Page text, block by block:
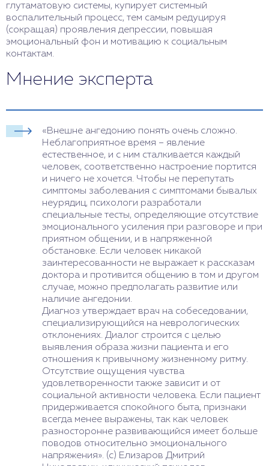
глутаматовую системы, купирует системный
воспалительный процесс, тем самым редуцируя
(сокращая) проявления депрессии, повышая
эмоциональный фон и мотивацию к социальным
контактам.
Мнение эксперта
«Внешне ангедонию понять очень сложно.
Неблагоприятное время – явление
естественное, и с ним сталкивается каждый
человек, соответственно настроение портится
и ничего не хочется. Чтобы не перепутать
симптомы заболевания с симптомами бывалых
неурядиц, психологи разработали
специальные тесты, определяющие отсутствие
эмоционального усиления при разговоре и при
приятном общении, и в напряженной
обстановке. Если человек никакой
заинтересованности не выражает к рассказам
доктора и противится общению в том и другом
случае, можно предполагать развитие или
наличие ангедонии.
Диагноз утверждает врач на собеседовании,
специализирующийся на неврологических
отклонениях. Диалог строится с целью
выявления образа жизни пациента и его
отношения к привычному жизненному ритму.
Отсутствие ощущения чувства
удовлетворенности также зависит и от
социальной активности человека. Если пациент
придерживается спокойного быта, признаки
всегда менее выражены, так как человек
разносторонне развивающийся имеет больше
поводов относительно эмоционального
напряжения». (с) Елизаров Дмитрий